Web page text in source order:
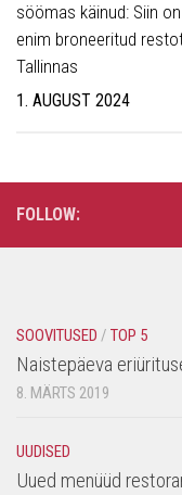
söömas käinud: Siin
enim broneeritud
Tallinnas
1. AUGUST 2024
FOLLOW:
SOOVITUSED / TOP 5
Naistepäeva
8. MÄRTS 2019
UUDISED
Uued menüüd